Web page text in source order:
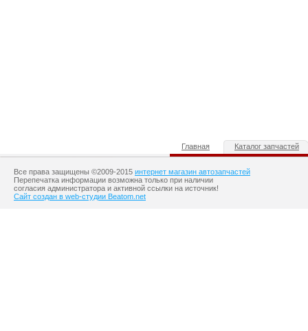
Главная Каталог запчастей
Все права защищены ©2009-2015 интернет магазин автозапчастей
Перепечатка информации возможна только при наличии
согласия администратора и активной ссылки на источник!
Сайт создан в web-студии Beatom.net